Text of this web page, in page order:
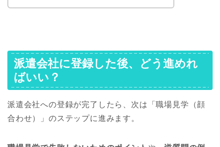
派遣会社に登録した後、どう進めれ
ばいい？
派遣会社への登録が完了したら、次は「職場見学（顔
合わせ）」のステップに進みます。